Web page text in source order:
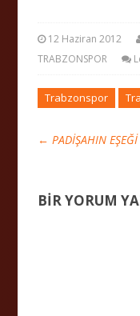
12 Haziran 2012
TRABZONSPOR
Trabzonspor
← PADİŞAHIN
BIR YORUM